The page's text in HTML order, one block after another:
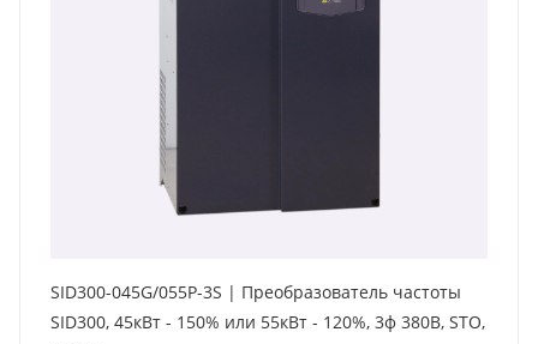
SID300-045G/055P-3S | Преобразователь частоты
SID300, 45кВт - 150% или 55кВт - 120%, 3ф 380В, STO,